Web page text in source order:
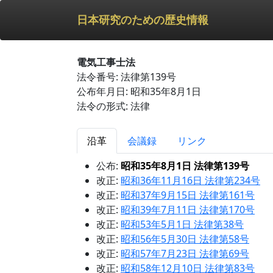
日本研究のための歴史情報
電気工事士法
法令番号: 法律第139号
公布年月日: 昭和35年8月1日
法令の形式: 法律
沿革 会議録
リンク
公布: 昭和35年8月1日 法律第139号
改正: 昭和36年11月16日 法律第234号
改正: 昭和37年9月15日 法律第161号
改正: 昭和39年7月11日 法律第170号
改正: 昭和53年5月1日 法律第38号
改正: 昭和56年5月30日 法律第58号
改正: 昭和57年7月23日 法律第69号
改正: 昭和58年12月10日 法律第83号